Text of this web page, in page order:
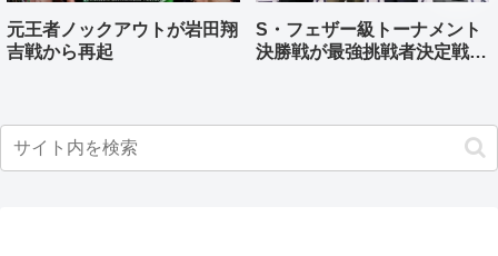
元王者ノックアウトが岩田翔
吉戦から再起
S・フェザー級トーナメント
決勝戦が最強挑戦者決定戦兼